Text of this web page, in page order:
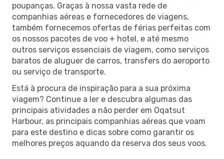
poupanças. Graças à nossa vasta rede de
companhias aéreas e fornecedores de viagens,
também fornecemos ofertas de férias perfeitas com
os nossos pacotes de voo + hotel, e até mesmo
outros serviços essenciais de viagem, como serviços
baratos de aluguer de carros, transfers do aeroporto
ou serviço de transporte.
Está à procura de inspiração para a sua próxima
viagem? Continue a ler e descubra algumas das
principais atividades a não perder em Oqatsut
Harbour, as principais companhias aéreas que voam
para este destino e dicas sobre como garantir os
melhores preços aquando da reserva dos seus voos.